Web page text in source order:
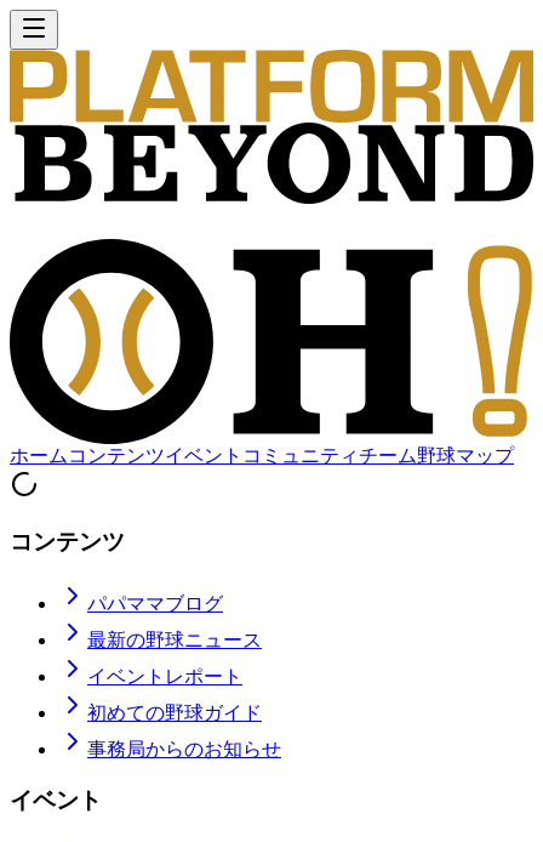
ホーム コンテンツイベント コミュニティチーム野球マップ
コンテンツ
パパママブログ
最新の野球ニュース
イベントレポート
初めての野球ガイド
事務局からのお知らせ
イベント